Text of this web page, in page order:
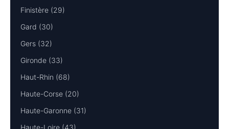
Finistère (29)
Gard (30)
Gers (32)
Gironde (33)
Haut-Rhin (68)
Haute-Corse (20)
Haute-Garonne (31)